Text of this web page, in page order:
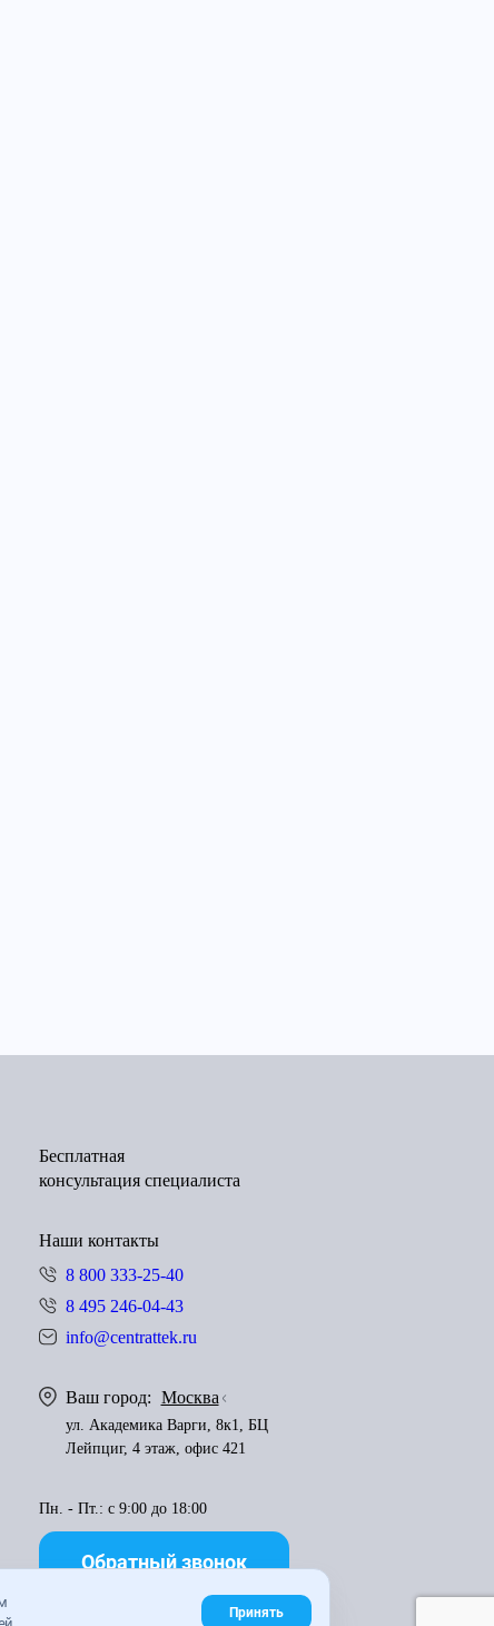
Принять
Бесплатная
консультация специалиста
Наши контакты
8 800 333-25-40
8 495 246-04-43
info@centrattek.ru
Ваш город: Москва
ул. Академика Варги, 8к1, БЦ
Лейпциг, 4 этаж, офис 421
Пн. - Пт.: с 9:00 до 18:00
Обратный звонок